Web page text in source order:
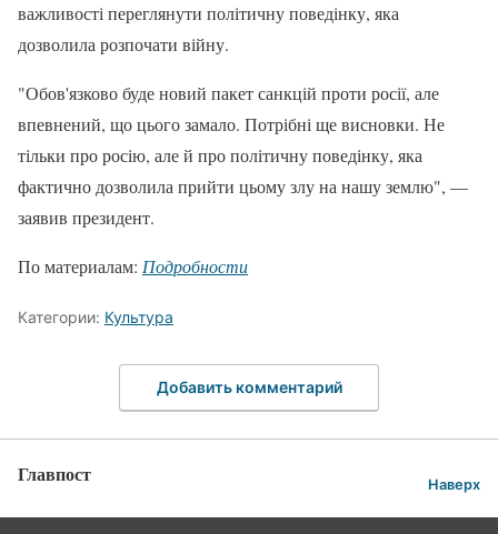
важливості переглянути політичну поведінку, яка
дозволила розпочати війну.
"Обов'язково буде новий пакет санкцій проти росії, але
впевнений, що цього замало. Потрібні ще висновки. Не
тільки про росію, але й про політичну поведінку, яка
фактично дозволила прийти цьому злу на нашу землю", —
заявив президент.
По материалам: Подробности
Категории: Культура
Добавить комментарий
Главпост Наверх